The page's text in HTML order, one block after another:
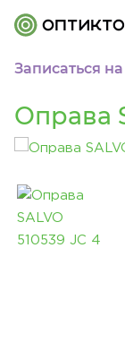
Записаться
Оправа